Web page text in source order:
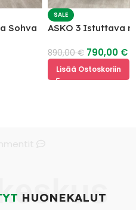
Sohva
SALE
ASKO 3 Istuttava
890,00€ 790,00 €
Lisää Ostoskoriin
HUONEKALUT